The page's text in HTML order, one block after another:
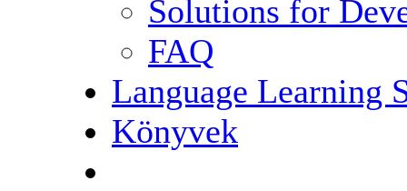
Solutions for
FAQ
Language Learning
Könyvek